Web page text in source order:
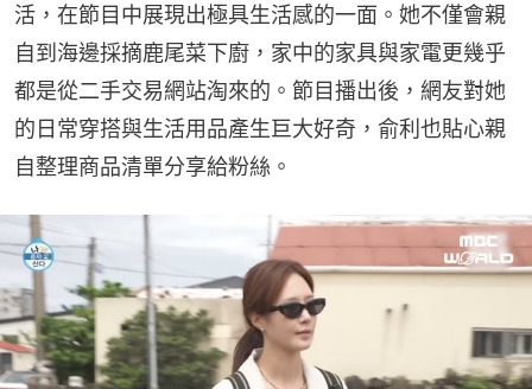
活，在節目中展現出極具生活感的一面。她不僅會親
自到海邊採摘鹿尾菜下廚，家中的家具與家電更幾乎
都是從二手交易網站淘來的。節目播出後，網友對她
的日常穿搭與生活用品產生巨大好奇，俞利也貼心親
自整理商品清單分享給粉絲。